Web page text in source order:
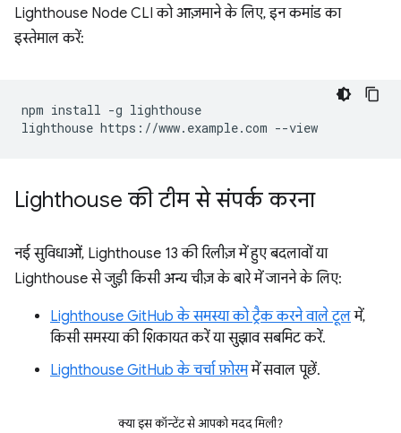
Lighthouse Node CLI को आज़माने के लिए, इन कमांड का
इस्तेमाल करें:
npm install -g lighthouse
Lighthouse की टीम से संपर्क करना
नई सुविधाओं, Lighthouse 13 की रिलीज़ में हुए बदलावों या
Lighthouse से जुड़ी किसी अन्य चीज़ के बारे में जानने के लिए:
Lighthouse GitHub के समस्या को ट्रैक करने वाले टूलमें,
किसी समस्या की शिकायत करें या सुझाव सबमिट करें.
Lighthouse GitHub के चर्चा फ़ोरममें सवाल पूछें.
क्या इस कॉन्टेंट से आपको मदद मिली?